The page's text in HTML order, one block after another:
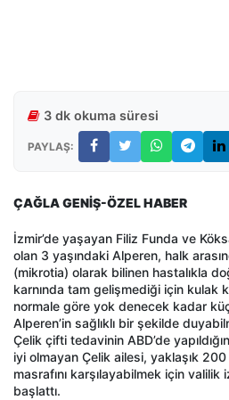
3 dk okuma süresi
PAYLAŞ:
ÇAĞLA GENİŞ-ÖZEL HABER
İzmir’de yaşayan Filiz Funda ve
olan 3 yaşındaki Alperen, halk
(mikrotia) olarak bilinen hastalıkla
karnında tam gelişmediği için kulak
normale göre yok denecek kadar
Alperen’in sağlıklı bir şekilde
Çelik çifti tedavinin ABD’de
iyi olmayan Çelik ailesi, yaklaşık
masrafını karşılayabilmek için valilik
başlattı.